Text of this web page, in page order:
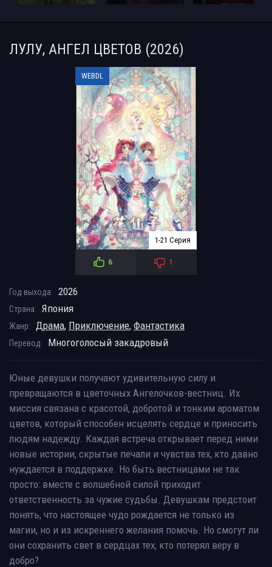
ЛУЛУ, АНГЕЛ ЦВЕТОВ (2026)
WEBDL
1-21 Серия
6 1
Год выхода: 2026
Страна: Япония
Жанр: Драма, Приключение, Фантастика
Перевод: Многоголосый закадровый
Юные девушки получают удивительную силу и
превращаются в цветочных Ангелочков-вестниц. Их
миссия связана с красотой, добротой и тонким ароматом
цветов, который способен исцелять сердце и приносить
людям надежду. Каждая встреча открывает перед ними
новые истории, скрытые печали и чувства тех, кто давно
нуждается в поддержке. Но быть вестницами не так
просто: вместе с волшебной силой приходит
ответственность за чужие судьбы. Девушкам предстоит
понять, что настоящее чудо рождается не только из
магии, но и из искреннего желания помочь. Но смогут ли
они сохранить свет в сердцах тех, кто потерял веру в
добро?